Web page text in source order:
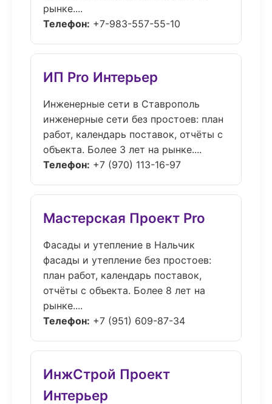
рынке....
Телефон: +7-983-557-55-10
ИП Pro Интерьер
Инженерные сети в Ставрополь
инженерные сети без простоев: план
работ, календарь поставок, отчёты с
объекта. Более 3 лет на рынке....
Телефон: +7 (970) 113-16-97
Мастерская Проект Pro
Фасады и утепление в Нальчик
фасады и утепление без простоев:
план работ, календарь поставок,
отчёты с объекта. Более 8 лет на
рынке....
Телефон: +7 (951) 609-87-34
ИнжСтрой Проект
Интерьер